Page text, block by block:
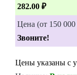
282.00 ₽
Цена (от 150 000
Звоните!
Цены указаны с